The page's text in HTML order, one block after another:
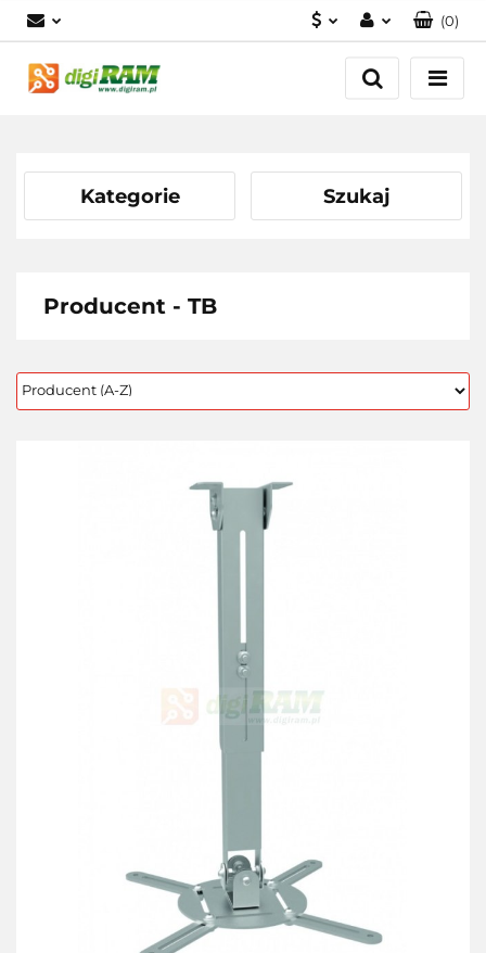
Zaloguj się
Zarejestruj się
(0)
Kategorie Szukaj
Producent - TB